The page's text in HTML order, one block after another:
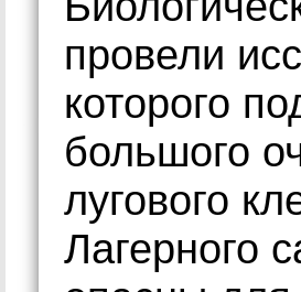
провели
которого
большого
лугового
Лагерного